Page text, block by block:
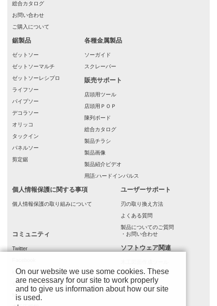
総合カタログ
お問い合わせ
ご購入について
鋸製品
ゼットソー
ゼットソーマルチ
ゼットソーレシプロ
ライフソー
パイプソー
デコラソー
オリッコ
タックイン
パネルソー
剪定鋸
各種金属製品
ソーガイド
スクレーパー
販売サポート
店頭用ツール
店頭用ＰＯＰ
陳列ボード
総合カタログ
製品チラシ
製品画像
製品紹介ビデオ
用語:ハードインパルス
個人情報保護に関する事項
個人情報保護の取り組みについて
コミュニティ
Twitter
instagram
ゼットソー通信
MOKURAKU
ユーザーサポート
刃の取り換え方法
よくある質問
製品についてのご質問
・お問い合わせ
ソフトウェア関連
(もでりんクラウド)
On our website we use some cookies. These
are necessary for our site to work properly
and to give us information about how our site
is used.